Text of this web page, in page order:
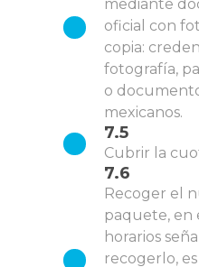
mediante
oficial con
copia:
fotografía,
o
mexicanos.
7.5
Cubrir la
7.6
Recoger el
paquete, en
horarios
recogerlo,